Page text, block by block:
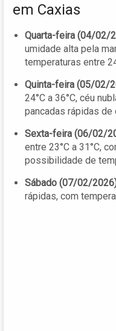
em Caxias
Quarta-feira (04/02/
umidade alta pela
temperaturas entre
Quinta-feira (05/02/
24°C a 36°C, céu
pancadas rápidas de
Sexta-feira (06/02/
entre 23°C a 31°C,
possibilidade de
Sábado (07/02/
rápidas, com